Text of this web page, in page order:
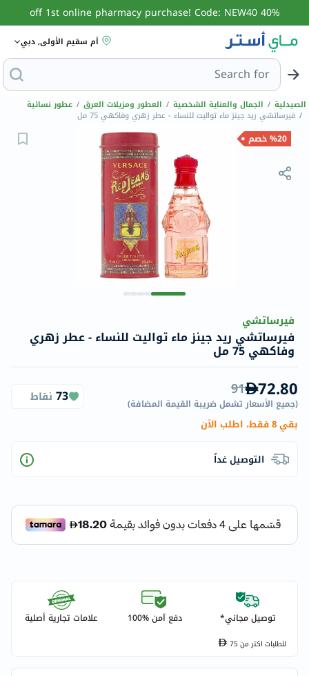
40% off 1st online pharmacy purchase! Code: NEW40
أم سقيم الأولى, دبي
Search for
الصيدلية / الجمال والعناية الشخصية / العطور ومزيلات العرق / عطور نسائية
/ فيرساتشي ريد جينز ماء تواليت للنساء - عطر زهري وفاكهي 75 مل
%20 خصم
فيرساتشي
فيرساتشي ريد جينز ماء تواليت للنساء - عطر زهري
وفاكهي 75 مل
72.80
91
(جميع الأسعار تشمل ضريبة القيمة المضافة)
73 نقاط
بقي 8 فقط، اطلب الآن
التوصيل غداً
توصيل مجاني* دفع آمن %100 علامات تجارية أصلية
للطلبات اكتر من75